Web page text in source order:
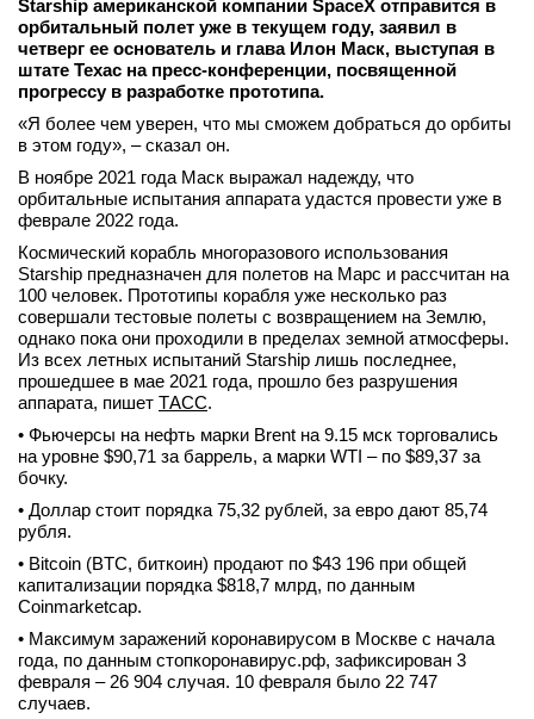
Starship американской компании SpaceX отправится в
орбитальный полет уже в текущем году, заявил в
четверг ее основатель и глава Илон Маск, выступая в
штате Техас на пресс-конференции, посвященной
прогрессу в разработке прототипа.
«Я более чем уверен, что мы сможем добраться до орбиты
в этом году», – сказал он.
В ноябре 2021 года Маск выражал надежду, что
орбитальные испытания аппарата удастся провести уже в
феврале 2022 года.
Космический корабль многоразового использования
Starship предназначен для полетов на Марс и рассчитан на
100 человек. Прототипы корабля уже несколько раз
совершали тестовые полеты с возвращением на Землю,
однако пока они проходили в пределах земной атмосферы.
Из всех летных испытаний Starship лишь последнее,
прошедшее в мае 2021 года, прошло без разрушения
аппарата, пишет ТАСС.
• Фьючерсы на нефть марки Brent на 9.15 мск торговались
на уровне $90,71 за баррель, а марки WTI – по $89,37 за
бочку.
• Доллар стоит порядка 75,32 рублей, за евро дают 85,74
рубля.
• Bitcoin (BTC, биткоин) продают по $43 196 при общей
капитализации порядка $818,7 млрд, по данным
Coinmarketcap.
• Максимум заражений коронавирусом в Москве с начала
года, по данным стопкоронавирус.рф, зафиксирован 3
февраля – 26 904 случая. 10 февраля было 22 747
случаев.